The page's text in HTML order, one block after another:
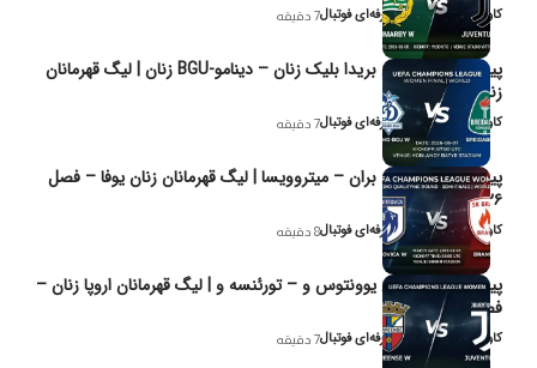
کاوه نیک‌فر، تحلیل‌گر حرفه‌ای فوتبال7 دقیقه
پیش‌بینی و تحلیل بریدا بلیک زنان – دینامو-BGU زنان | لیگ قهرمانان
زنان یوفا
کاوه نیک‌فر، تحلیل‌گر حرفه‌ای فوتبال7 دقیقه
پیش‌بینی و تحلیل بران – میتروویسا | لیگ قهرمانان زنان یوفا – فصل
۲۰۲۶
کاوه نیک‌فر، تحلیل‌گر حرفه‌ای فوتبال8 دقیقه
پیش‌بینی و تحلیل یوونتوس و – تورئنسه و | لیگ قهرمانان اروپا زنان –
فصل ۲۰۲۶
کاوه نیک‌فر، تحلیل‌گر حرفه‌ای فوتبال7 دقیقه